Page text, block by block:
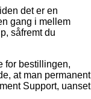
det er en
gang i mellem
såfremt du
for bestillingen,
at man permanent
Support, uanset